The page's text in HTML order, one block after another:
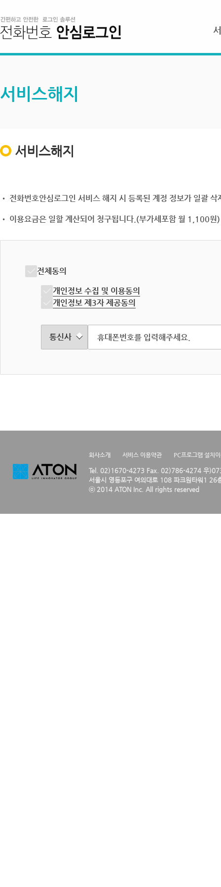
서비스해지
서비스해지
• 전화번호안심로그인 서비스 해지 시 등록된 계정 정보가 일괄
• 이용요금은 일할 계산되어 청구됩니다.(부가세포함 월 1,100원)
전체동의
개인정보 수집 및 이용동의
개인정보 제3자 제공동의
회사소개 서비스 이용약관 PC프로그램 설치
Tel. 02)1670-4273 Fax. 02)786-4274 우
서울시 영등포구 여의대로 108 파크원타워1 26
ⓒ 2014 ATON Inc. All rights reserved